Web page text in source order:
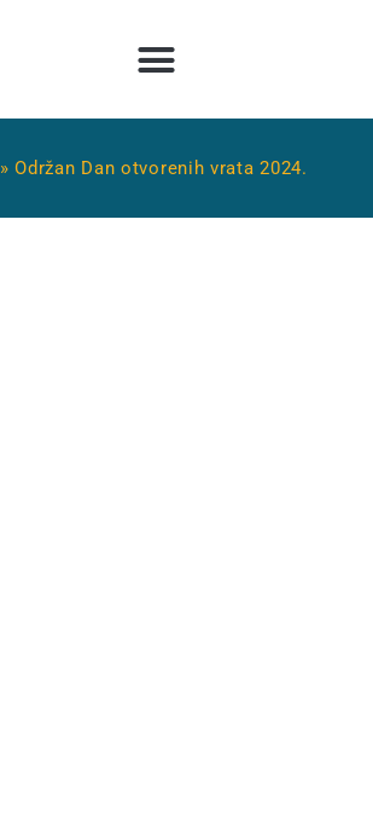
»Održan Dan otvorenih vrata 2024.